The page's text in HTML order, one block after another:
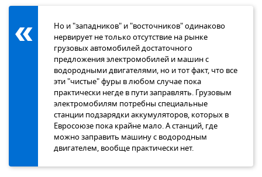
Но и "западников" и "восточников" одинаково
нервирует не только отсутствие на рынке
грузовых автомобилей достаточного
предложения электромобилей и машин с
водородными двигателями, но и тот факт, что все
эти "чистые" фуры в любом случае пока
практически негде в пути заправлять. Грузовым
электромобилям потребны специальные
станции подзарядки аккумуляторов, которых в
Евросоюзе пока крайне мало. А станций, где
можно заправить машину с водородным
двигателем, вообще практически нет.